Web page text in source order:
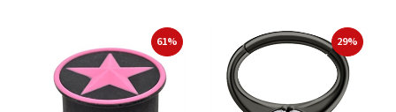
61% 29%